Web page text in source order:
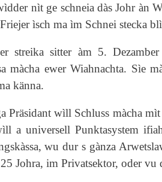
nìt ge schneia dàs Johr àn
ìsch ma ìm Schnei stecka
streika sitter àm 5.
màcha ewer Wiahnachta. Sìe
känna.
Präsidant wìll Schluss màcha
a universell Punktasystem
wu dur s gànza
25 Johra, im Privatsektor, oder